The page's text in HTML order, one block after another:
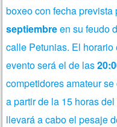
boxeo con fecha
septiembreen su feudo
calle Petunias. El
evento será el de las
competidores amateur
a partir de la 15 horas
llevará a cabo el pesaje